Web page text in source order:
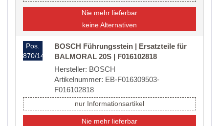
Nie mehr lieferbar
keine Alternativen
Pos.
870/14
BOSCH Führungsstein | Ersatzteile für
BALMORAL 20S | F016102818
Hersteller: BOSCH
Artikelnummer: EB-F016309503-
F016102818
nur Informationsartikel
Nie mehr lieferbar